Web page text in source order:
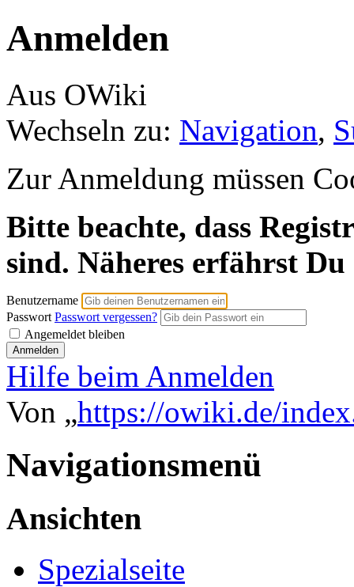
Anmelden
Aus OWiki
Wechseln zu: Navigation,
Zur Anmeldung müssen
Bitte beachte, dass
sind. Näheres erfährst
Benutzername
Passwort Passwort vergessen?
Angemeldet bleiben
Hilfe beim Anmelden
Von „https://owiki.de/
Navigationsmenü
Ansichten
Spezialseite